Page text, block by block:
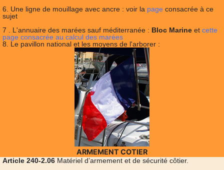
6. Une ligne de mouillage avec ancre : voir la page consacrée à ce
sujet
7 . L'annuaire des marées sauf méditerranée : Bloc Marine et cette
page consacrée au calcul des marées
8. Le pavillon national et les moyens de l'arborer :
ARMEMENT COTIER
Article 240-2.06 Matériel d’armement et de sécurité côtier.